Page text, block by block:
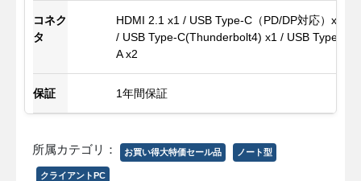
コネク
タ
HDMI 2.1 x1 / USB Type-C（PD/DP対応）x1
/ USB Type-C(Thunderbolt4) x1 / USB Type-
A x2
保証 1年間保証
所属カテゴリ： お買い得大特価セール品 ノート型
クライアントPC